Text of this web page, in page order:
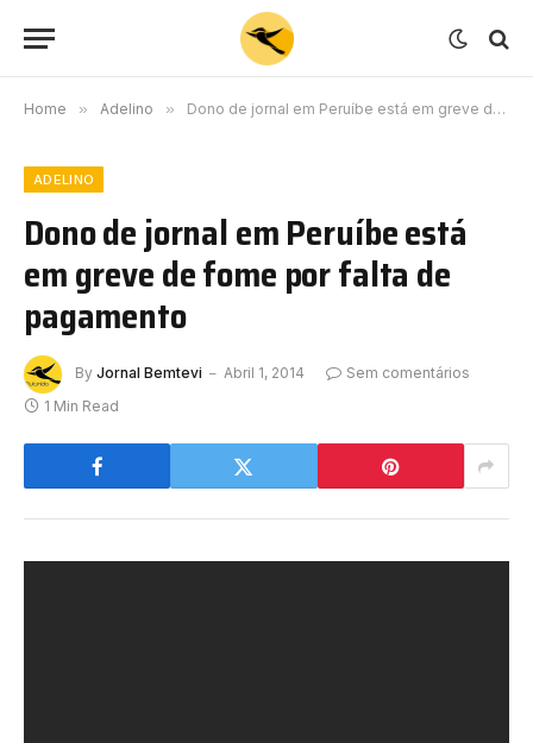
Home » Adelino » Dono de jornal em Peruíbe está em greve de fome por falta de pagamento
ADELINO
Dono de jornal em Peruíbe está
em greve de fome por falta de
pagamento
By Jornal Bemtevi Abril 1, 2014
Sem comentários
1 Min Read